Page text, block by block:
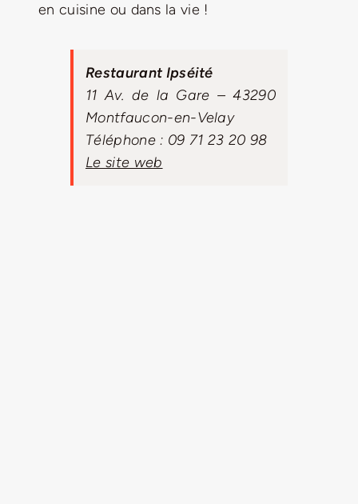
en cuisine ou dans la vie !
Restaurant Ipséité
11 Av. de la Gare – 43290
Montfaucon-en-Velay
Téléphone : 09 71 23 20 98
Le site web